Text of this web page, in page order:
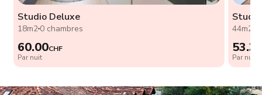
Studio Deluxe
18m2 0 chambres
60.00CHF
Par nuit
44m2
Par nuit